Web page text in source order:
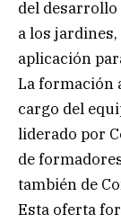
del
a los
aplicación
La formación
cargo del
liderado por
de
también de
Esta oferta